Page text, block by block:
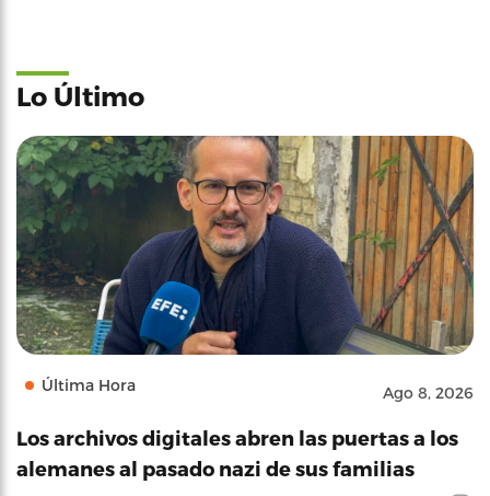
Lo Último
Última Hora Ago 8, 2026
Los archivos digitales abren las puertas a los
alemanes al pasado nazi de sus familias